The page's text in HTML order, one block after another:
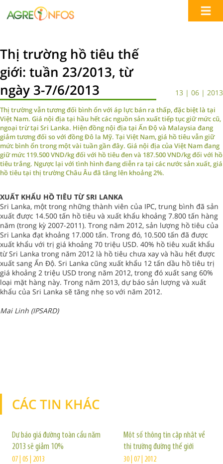
Thị trường hồ tiêu thế
giới: tuần 23/2013, từ
ngày 3-7/6/2013
13 | 06 | 2013
Thị trường vẫn tương đối bình ổn với áp lực bán ra thấp, đặc biệt là tại
Việt Nam. Giá nội địa tại hầu hết các nguồn sản xuất tiếp tục giữ mức cũ,
ngoại trừ tại Sri Lanka. Hiện đồng nội địa tại Ấn Độ và Malaysia đang
giảm tương đối so với đồng Đô la Mỹ. Tại Việt Nam, giá hồ tiêu vẫn giữ
mức bình ổn trong một vài tuần gần đây. Giá nội địa của Việt Nam đang
giữ mức 119.500 VND/kg đối với hồ tiêu đen và 187.500 VND/kg đối với hồ
tiêu trắng. Ngược lại với tình hình đang diễn ra tại các nước sản xuất, giá
hồ tiêu tại thị trường Châu Âu đã tăng lên khoảng 2%.
XUẤT KHẨU HỒ TIÊU TỪ SRI LANKA
Sri Lanka, một trong những thành viên của IPC, trung bình đã sản
xuất được 14.500 tấn hồ tiêu và xuất khẩu khoảng 7.800 tấn hàng
năm (trong kỳ 2007-2011). Trong năm 2012, sản lượng hồ tiêu của
Sri Lanka đạt khoảng 17.000 tấn. Trong đó, 10.500 tấn đã được
xuất khẩu với trị giá khoảng 70 triệu USD. 40% hồ tiêu xuất khẩu
từ Sri Lanka trong năm 2012 là hồ tiêu chưa xay và hầu hết được
xuất sang Ấn Độ. Sri Lanka cũng xuất khẩu 12 tấn dầu hồ tiêu trị
giá khoảng 2 triệu USD trong năm 2012, trong đó xuất sang 60%
loại mặt hàng này. Trong năm 2013, dự báo sản lượng và xuất
khẩu của Sri Lanka sẽ tăng nhẹ so với năm 2012.
Mai Linh (IPSARD)
CÁC TIN KHÁC
Dự báo giá đường toàn cầu năm
2013 sẽ giảm 10%
07 | 05 | 2013
Một số thông tin cập nhật về
thị trường đường thế giới
30 | 07 | 2012